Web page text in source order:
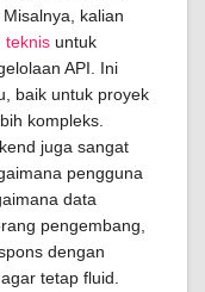
kalian
teknis untuk
API. Ini
baik untuk proyek
kompleks.
juga sangat
pengguna
data
pengembang,
dengan
tetap fluid.